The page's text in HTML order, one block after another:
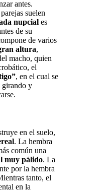
antes.
suelen
nupcial es
de su
de varios
altura,
macho, quien
el
, en el cual se
girando y
en el suelo,
. La hembra
común una
muy pálido. La
por la hembra
tanto, el
en la